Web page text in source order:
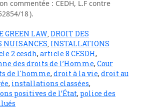
commentée : CEDH, L.F contre
18 ).
GREEN LAW, DROIT DES
NUISANCES, INSTALLATIONS
2 cesdh, article 8 CESDH,
des droits de l’Homme, Cour
de l'homme, droit à la vie, droit au
, installations classées,
positives de l’État, police des